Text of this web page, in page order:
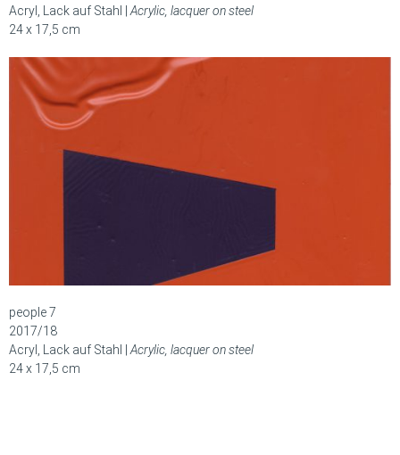
Acryl, Lack auf Stahl | Acrylic, lacquer on steel
24 x 17,5 cm
people 7
2017/18
Acryl, Lack auf Stahl |Acrylic, lacquer on steel
24 x 17,5 cm